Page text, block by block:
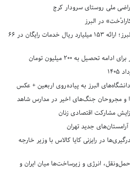
در البرز
رکوردزنی در عدالت درمانی البرز؛ ارائه ۱۵۳ میلیارد ریال خدمات رایگان در ۶۶
تحصیل به ۲۰۰ میلیون تومان
البرز به پیاده‌روی اربعین + عکس
و مجروحان جنگ‌های اخیر در مدارس شاهد
مشارکت اقتصادی زنان
جدید تهران
در رایزنی کایا کالاس با وزیر خارجه
انرژی و زیرساخت‌ها میان ایران و